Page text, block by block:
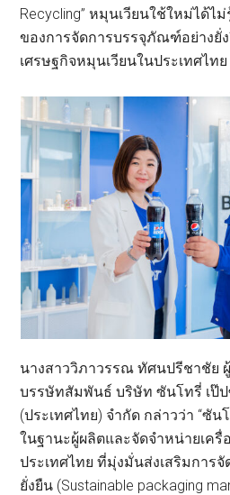
Recycling” หมุนเวียนใช้ใหม่ได้ไ
ของการจัดการบรรจุภัณฑ์อย่างยั่
เศรษฐกิจหมุนเวียนในประเทศไทย
นางสาววิภาวรรณ ทัศนปรีชาชัย
บรรษัทสัมพันธ์ บริษัท ซันโทรี่ เป๊ป
(ประเทศไทย) จำกัด กล่าวว่า “ซัน
ในฐานะผู้ผลิตและจัดจำหน่ายเค
ประเทศไทย ที่มุ่งมั่นส่งเสริมการ
ยั่งยืน (Sustainable packaging